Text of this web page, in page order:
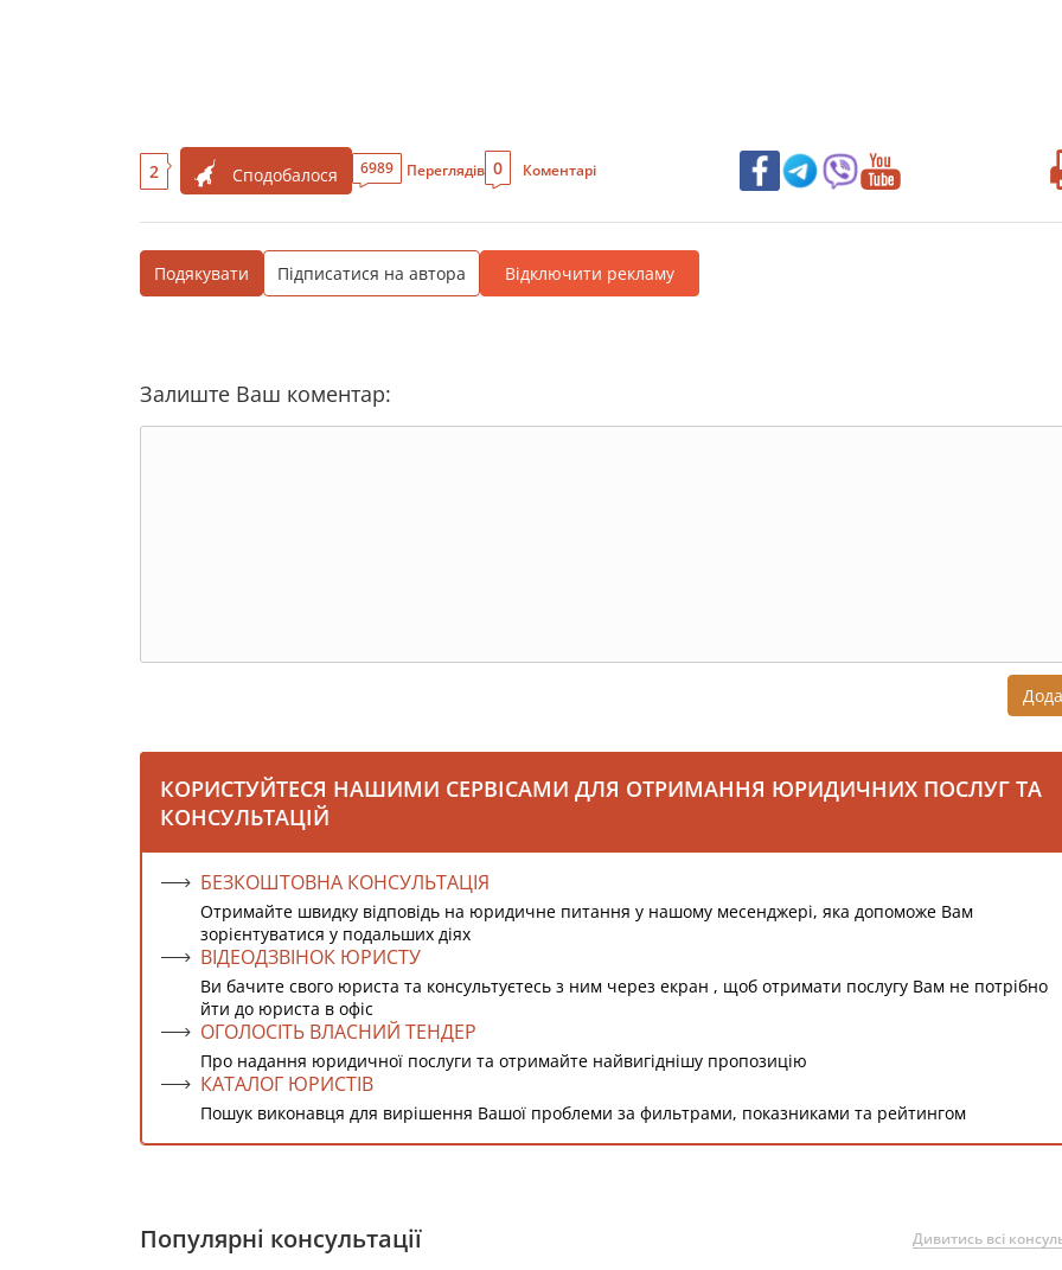
2 Сподобалося 6989 Переглядів 0 Коментарі
Подякувати Підписатися на автора Відключити рекламу
Залиште Ваш коментар:
КОРИСТУЙТЕСЯ НАШИМИ СЕРВІСАМИ ДЛЯ ОТРИМАННЯ ЮРИДИЧНИХ ПОСЛУГ ТА
КОНСУЛЬТАЦІЙ
БЕЗКОШТОВНА КОНСУЛЬТАЦІЯ
Отримайте швидку відповідь на юридичне питання у нашому месенджері, яка допоможе Вам
зорієнтуватися у подальших діях
ВІДЕОДЗВІНОК ЮРИСТУ
Ви бачите свого юриста та консультуєтесь з ним через екран , щоб отримати послугу Вам не потрібно
йти до юриста в офіс
ОГОЛОСІТЬ ВЛАСНИЙ ТЕНДЕР
Про надання юридичної послуги та отримайте найвигіднішу пропозицію
КАТАЛОГ ЮРИСТІВ
Пошук виконавця для вирішення Вашої проблеми за фильтрами, показниками та рейтингом
Популярні консультації Дивитись всі